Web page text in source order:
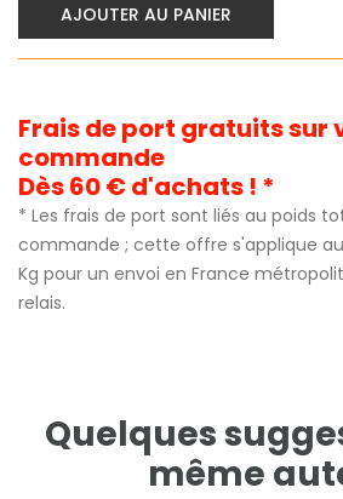
AJOUTER AU PANIER
Frais de port gratuits sur
commande
Dès 60 € d'achats ! *
* Les frais de port sont liés au poids
commande ; cette offre s'applique
Kg pour un envoi en France
relais.
Quelques
même